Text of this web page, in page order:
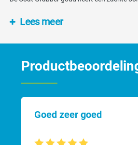
ActiVet Universal Groen
Flexibiliteit
Minder haken
Minder trekken
Extreem duurzaam
Lees meer
Goed zeer goed